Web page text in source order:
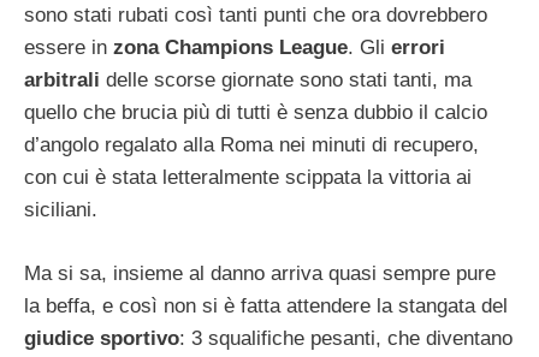
sono stati rubati così tanti punti che ora dovrebbero
essere in zona Champions League. Gli errori
arbitrali delle scorse giornate sono stati tanti, ma
quello che brucia più di tutti è senza dubbio il calcio
d’angolo regalato alla Roma nei minuti di recupero,
con cui è stata letteralmente scippata la vittoria ai
siciliani.
Ma si sa, insieme al danno arriva quasi sempre pure
la beffa, e così non si è fatta attendere la stangata del
giudice sportivo: 3 squalifiche pesanti, che diventano